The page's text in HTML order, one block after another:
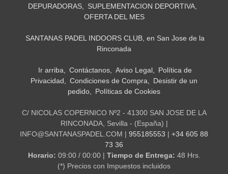
DEPURADORAS
SUPLEMENTACION DEPORTIVA
OFERTA DEL MES
SANTANAS PADEL INDOORS CLUB, en San Jose de la
Rinconada
Ir arriba Contáctanos Aviso Legal
Política de
Privacidad
Condiciones de Compra
Desistir de un
pedido
Políticas de Cookies
C/ NICOLAS COPERNICO Nº2 - 41300 SAN JOSE DE LA
RINCONADA, Sevilla - (España) |
INFO@SANTANASPADEL.COM | 955185553 | +34 605 88
73 36
Horario: 09:00 / 00:00 | Tiempo de Entrega: 48 Hrs.
(*) Precios con Impuestos incluidos